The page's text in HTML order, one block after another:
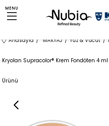
MENU
Anasayfa MAKYAJ Yüz & Vücut
Kryolan Supracolor® Krem Fondöten 4 ml
Ürünü